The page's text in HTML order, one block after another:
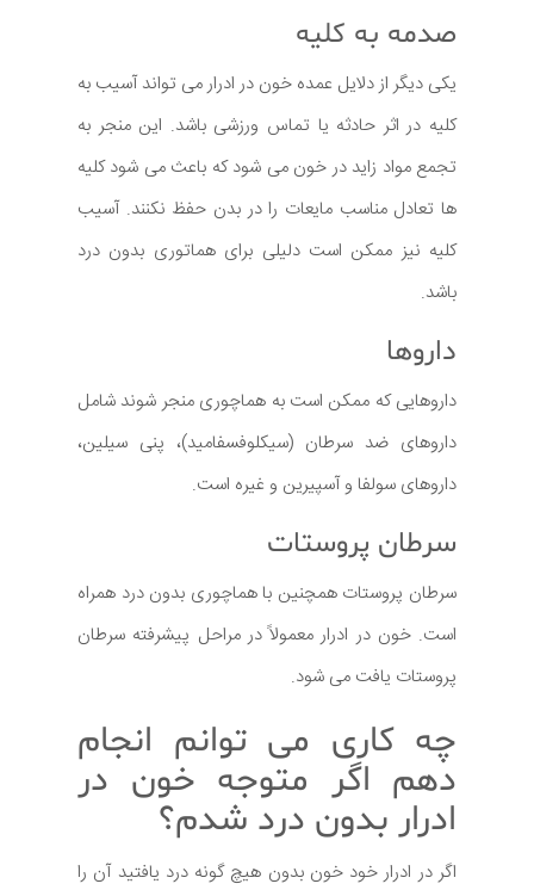
صدمه به کلیه
یکی دیگر از دلایل عمده خون در ادرار می تواند آسیب به
کلیه در اثر حادثه یا تماس ورزشی باشد. این منجر به
تجمع مواد زاید در خون می شود که باعث می شود کلیه
ها تعادل مناسب مایعات را در بدن حفظ نکنند. آسیب
کلیه نیز ممکن است دلیلی برای هماتوری بدون درد
باشد.
داروها
داروهایی که ممکن است به هماچوری منجر شوند شامل
داروهای ضد سرطان (سیکلوفسفامید)، پنی سیلین،
داروهای سولفا و آسپیرین و غیره است.
سرطان پروستات
سرطان پروستات همچنین با هماچوری بدون درد همراه
است. خون در ادرار معمولاً در مراحل پیشرفته سرطان
پروستات یافت می شود.
چه کاری می توانم انجام
دهم اگر متوجه خون در
ادرار بدون درد شدم؟
اگر در ادرار خود خون بدون هیچ گونه درد یافتید آن را